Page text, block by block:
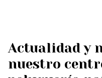
Actualidad y
nuestro